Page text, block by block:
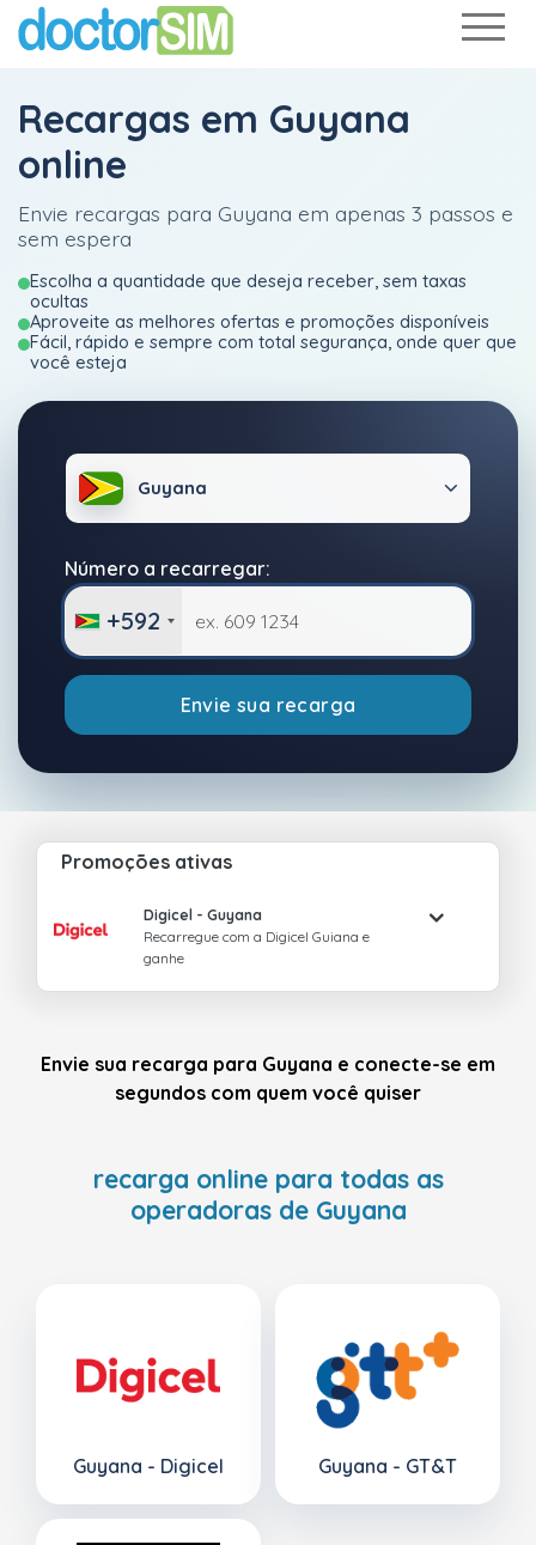
Recargas em Guyana
online
Envie recargas para Guyana em apenas 3 passos e
sem espera
Escolha a quantidade que deseja receber, sem taxas
ocultas
Aproveite as melhores ofertas e promoções disponíveis
Fácil, rápido e sempre com total segurança, onde quer que
você esteja
Guyana
Número a recarregar:
+592
Envie sua recarga
Promoções ativas
Digicel- Guyana
Recarregue com a Digicel Guiana e
ganhe
Envie sua recarga para Guyana e conecte-se em
segundos com quem você quiser
recarga online para todas as
operadoras de Guyana
Guyana - Digicel Guyana - GT&T